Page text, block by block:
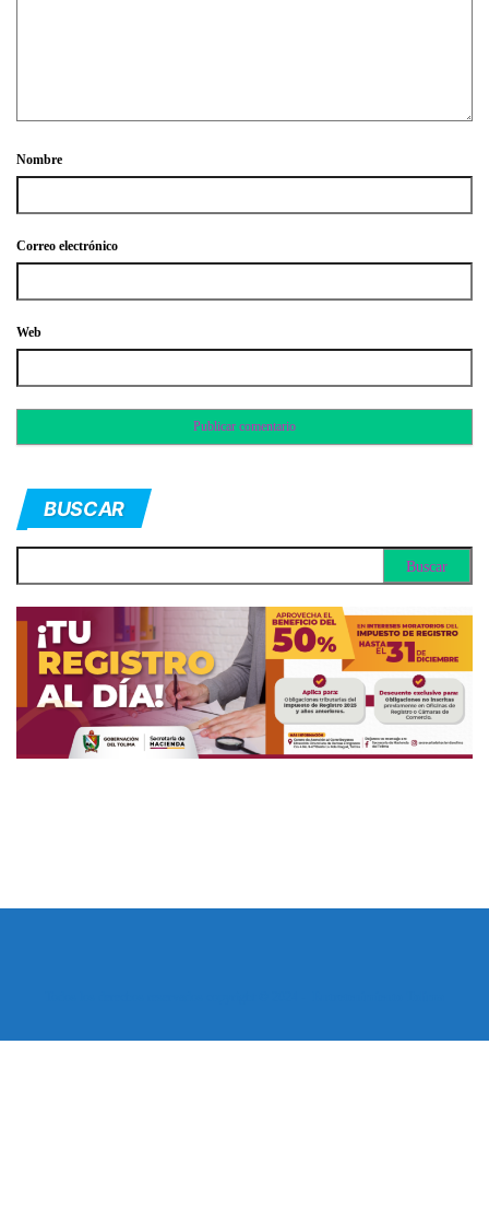
Nombre
Correo electrónico
Web
BUSCAR